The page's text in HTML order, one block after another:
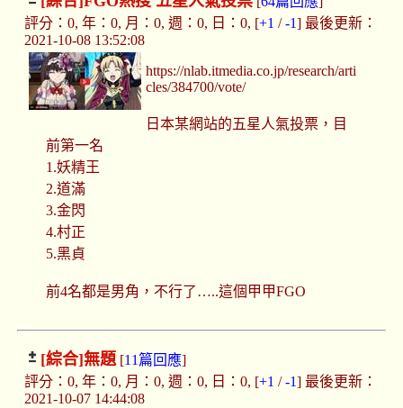
評分：0, 年：0, 月：0, 週：0, 日：0, [+1 /-1] 最後更新：
2021-10-08 13:52:08
https://nlab.itmedia.co.jp/research/arti
cles/384700/vote/
日本某網站的五星人氣投票，目
前第一名
1.妖精王
2.道滿
3.金閃
4.村正
5.黑貞
前4名都是男角，不行了…..這個甲甲FGO
[綜合]無題[11篇回應]
評分：0, 年：0, 月：0, 週：0, 日：0, [+1 /-1] 最後更新：
2021-10-07 14:44:08